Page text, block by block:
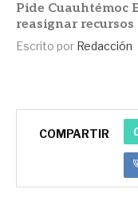
Pide Cuauhtémoc
reasignar
Escrito por Redacción
COMPARTIR